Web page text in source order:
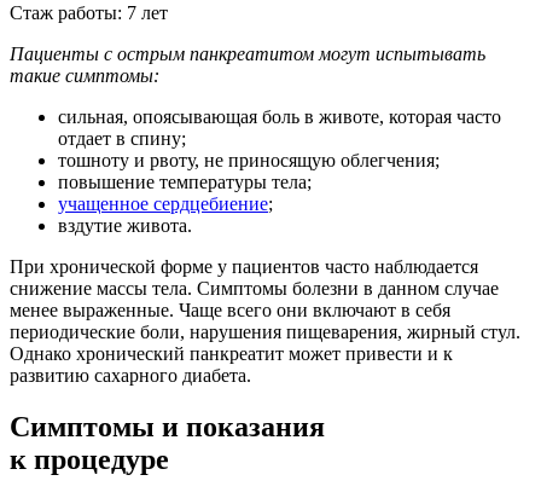
Стаж работы: 7 лет
Пациенты с острым панкреатитом могут испытывать
такие симптомы:
сильная, опоясывающая боль в животе, которая часто
отдает в спину;
тошноту и рвоту, не приносящую облегчения;
повышение температуры тела;
учащенное сердцебиение;
вздутие живота.
При хронической форме у пациентов часто наблюдается
снижение массы тела. Симптомы болезни в данном случае
менее выраженные. Чаще всего они включают в себя
периодические боли, нарушения пищеварения, жирный стул.
Однако хронический панкреатит может привести и к
развитию сахарного диабета.
Симптомы и показания
к процедуре